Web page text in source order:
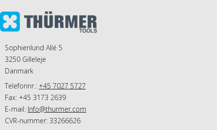
Sophienlund Allé 5
3250 Gilleleje
Danmark
Telefonnr.: +45 7027 5727
Fax: +45 3173 2639
E-mail: Info@thurmer.com
CVR-nummer: 33266626